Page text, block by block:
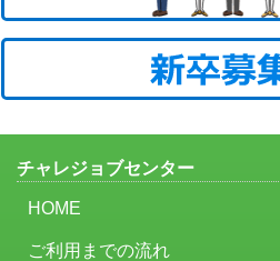
チャレジョブセンター
HOME
ご利用までの流れ